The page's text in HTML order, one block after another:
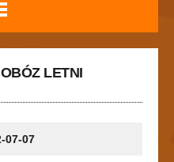
LETNI
07-07